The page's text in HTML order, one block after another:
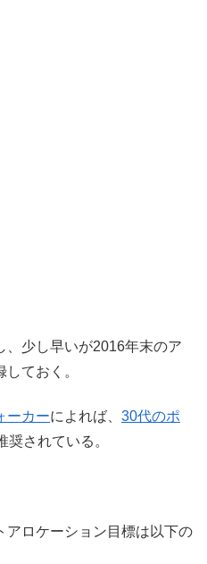
、少し早いが2016年末のア
ておく。
ーカーによれば、 30代のポ
奨されている。
アロケーション目標は以下の